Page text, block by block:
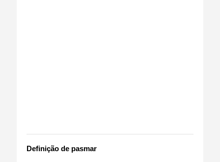
Definição de pasmar